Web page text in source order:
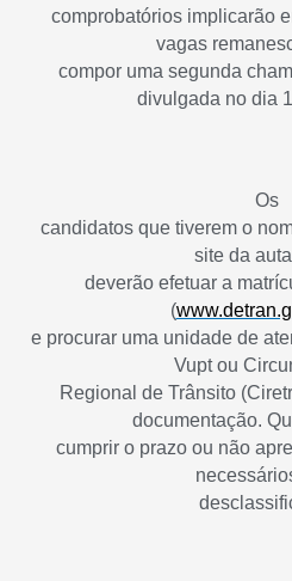
comprobatórios implicarão
vagas
compor uma segunda
divulgada no dia
Os
candidatos que tiverem o
site da
deverão efetuar a
(
e procurar uma unidade de
Vupt ou
Regional de Trânsito
documentação.
cumprir o prazo ou não